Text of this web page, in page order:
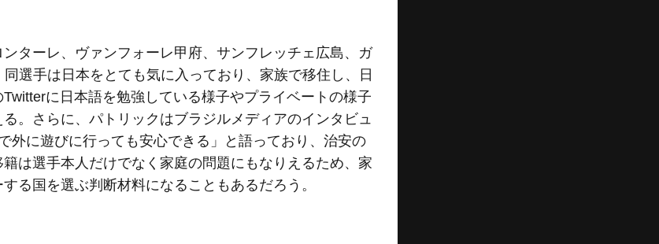
ターレ、ヴァンフォーレ甲府、サンフレッチェ広島、ガ
選手は日本をとても気に入っており、家族で移住し、日
に日本語を勉強している様子やプライベートの様子
。さらに、パトリックはブラジルメディアのインタビュ
外に遊びに行っても安心できる」と語っており、治安の
は選手本人だけでなく家庭の問題にもなりえるため、家
る国を選ぶ判断材料になることもあるだろう。